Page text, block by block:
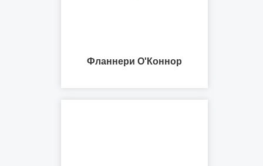
Фланнери О'Коннор